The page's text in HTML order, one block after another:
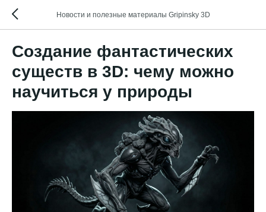
Новости и полезные материалы Gripinsky 3D
Создание фантастических
существ в 3D: чему можно
научиться у природы